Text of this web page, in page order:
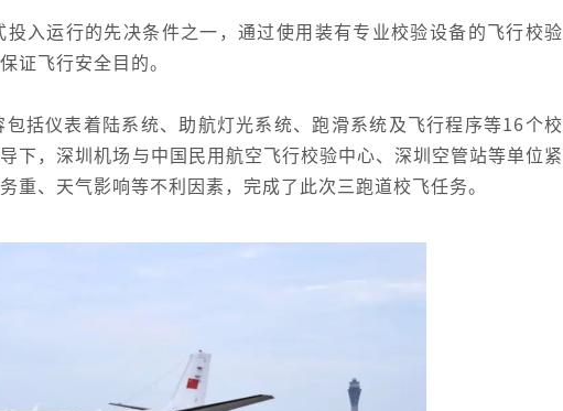
入运行的先决条件之一，通过使用装有专业校验设备的飞行校验
证飞行安全目的。
括仪表着陆系统、助航灯光系统、跑滑系统及飞行程序等16个校
下，深圳机场与中国民用航空飞行校验中心、深圳空管站等单位紧
重、天气影响等不利因素，完成了此次三跑道校飞任务。